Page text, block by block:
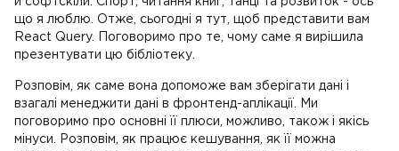
що я люблю. Отже, сьогодні я тут, щоб представити вам
React Query. Поговоримо про те, чому саме я вирішила
презентувати цю бібліотеку.
Розповім, як саме вона допоможе вам зберігати дані і
взагалі менеджити дані в фронтенд-аплікації. Ми
поговоримо про основні її плюси, можливо, також і якісь
мінуси. Розповім, як працює кешування, як її можна